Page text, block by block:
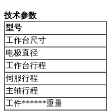
技术参数
型号
工作台尺寸
电极直径
工作台行程
伺服行程
主轴行程
工件******重量